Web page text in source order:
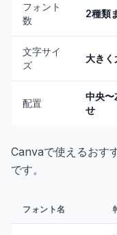
フォント
数
2種類
文字サイ
ズ
大きく
配置
中央〜
せ
Canvaで使えるおす
です。
フォント名